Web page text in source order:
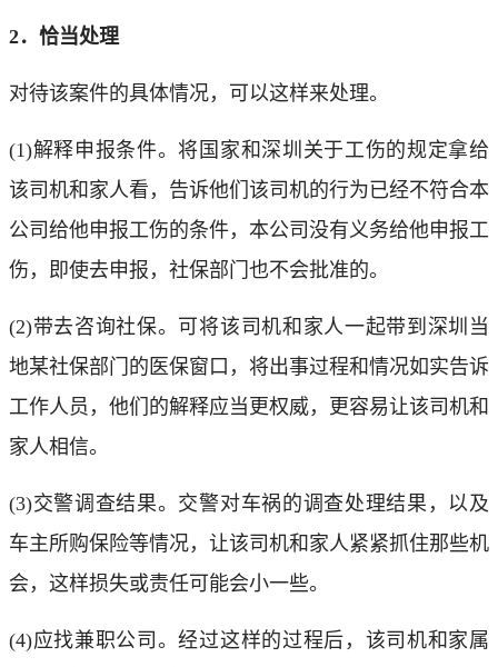
2．恰当处理
对待该案件的具体情况，可以这样来处理。
(1)解释申报条件。将国家和深圳关于工伤的规定拿给
该司机和家人看，告诉他们该司机的行为已经不符合本
公司给他申报工伤的条件，本公司没有义务给他申报工
伤，即使去申报，社保部门也不会批准的。
(2)带去咨询社保。可将该司机和家人一起带到深圳当
地某社保部门的医保窗口，将出事过程和情况如实告诉
工作人员，他们的解释应当更权威，更容易让该司机和
家人相信。
(3)交警调查结果。交警对车祸的调查处理结果，以及
车主所购保险等情况，让该司机和家人紧紧抓住那些机
会，这样损失或责任可能会小一些。
(4)应找兼职公司。经过这样的过程后，该司机和家属